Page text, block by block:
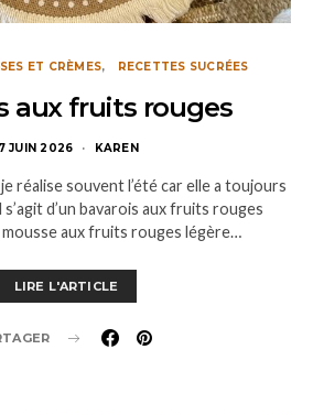
ET CRÈMES RECETTES SUCRÉES
aux fruits rouges
JUIN 2026 KAREN
réalise souvent l’été car elle a toujours
d’un bavarois aux fruits rouges
mousse aux fruits rouges légère…
LIRE L'ARTICLE